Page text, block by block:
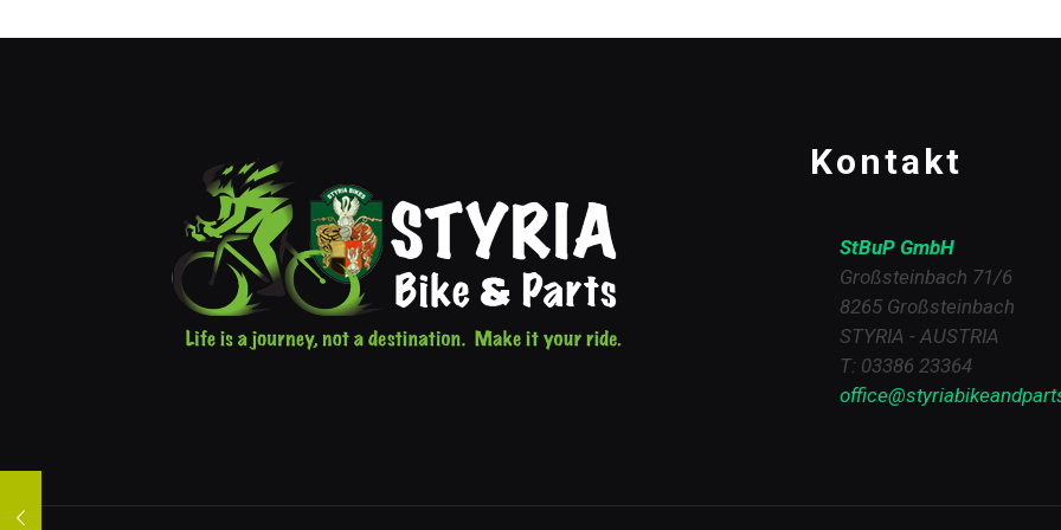
Kontakt
StBuP GmbH
Großsteinbach 71/6
8265 Großsteinbach
STYRIA - AUSTRIA
T: 03386 23364